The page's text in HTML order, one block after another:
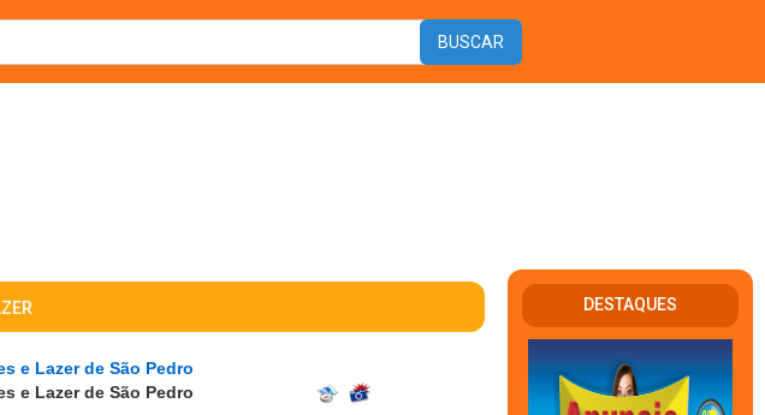
e Lazer de São Pedro
e Lazer de São Pedro
DESTAQUES